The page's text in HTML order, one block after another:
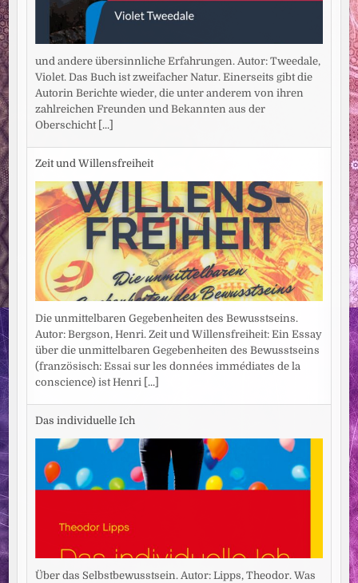
und andere übersinnliche Erfahrungen. Autor: Tweedale,
Violet. Das Buch ist zweifacher Natur. Einerseits gibt die
Autorin Berichte wieder, die unter anderem von ihren
zahlreichen Freunden und Bekannten aus der
Oberschicht [...]
Zeit und Willensfreiheit
Die unmittelbaren Gegebenheiten des Bewusstseins.
Autor: Bergson, Henri. Zeit und Willensfreiheit: Ein Essay
über die unmittelbaren Gegebenheiten des Bewusstseins
(französisch: Essai sur les données immédiates de la
conscience) ist Henri [...]
Das individuelle Ich
Über das Selbstbewusstsein. Autor: Lipps, Theodor. Was